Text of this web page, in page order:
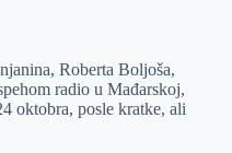
Roberta Boljoša,
radio u Mađarskoj,
oktobra, posle kratke, ali